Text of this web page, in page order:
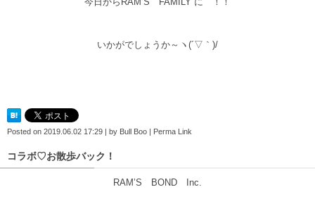
いかがでしょうか～ヽ(´▽｀)/
Posted on 2019.06.02 17:29 | by Bull Boo | Perma Link
コラボ♡お散歩バック！
RAM’S BOND Inc.